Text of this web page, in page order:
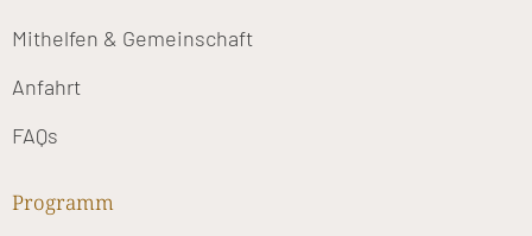
Mithelfen & Gemeinschaft
Anfahrt
FAQs
Programm